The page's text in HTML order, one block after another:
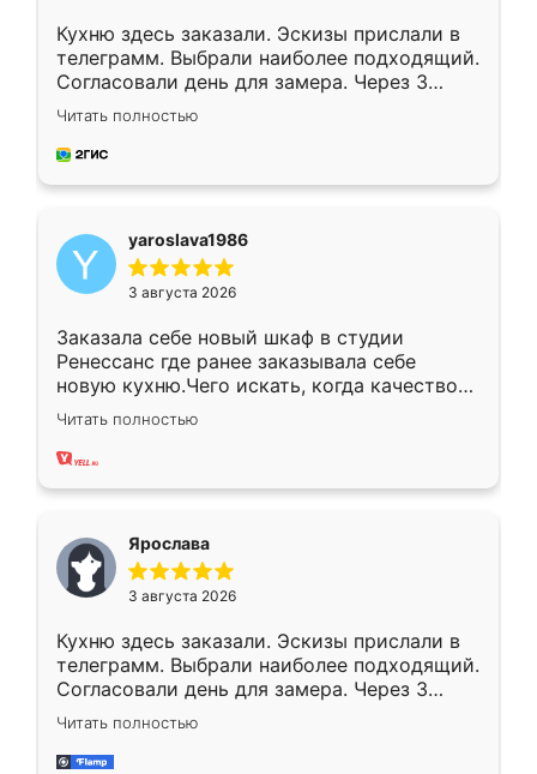
Кухню здесь заказали. Эскизы прислали в
телеграмм. Выбрали наиболее подходящий.
Согласовали день для замера. Через 3
недели кухня была уже готова. Остались
довольны работой. Спасибо Ренессанс
мебель за качественную работу!
Читать полностью
yaroslava1986
3 августа 2026
Заказала себе новый шкаф в студии
Ренессанс где ранее заказывала себе
новую кухню.Чего искать, когда качеством
вполне довольна. Служит кухня уже почти
два года, нареканий нет.
Читать полностью
Ярослава
3 августа 2026
Кухню здесь заказали. Эскизы прислали в
телеграмм. Выбрали наиболее подходящий.
Согласовали день для замера. Через 3
недели кухня была уже готова. Остались
довольны работой. Спасибо Ренессанс
мебель за качественную работу!
Читать полностью